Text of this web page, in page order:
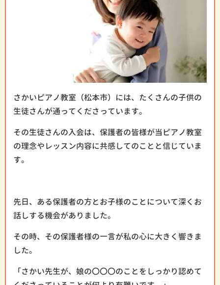
さかいピアノ教室（松本市）には、たくさんの子供の
生徒さんが通ってくださっています。
その生徒さんの入会は、保護者の皆様が当ピアノ教室
の理念やレッスン内容に共感してのことと信じていま
す。
先日、ある保護者の方とお子様のことについて深くお
話しする機会がありました。
その時、その保護者様の一言が私の心に大きく響きま
した。
「さかい先生が、娘の〇〇〇のことをしっかり認めて